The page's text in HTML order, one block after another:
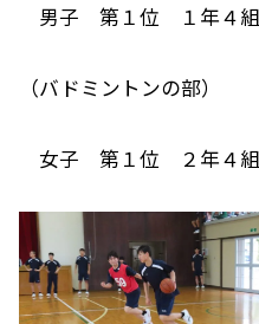
男子 第１位 １年４
（バドミントンの部）
女子 第１位 ２年４